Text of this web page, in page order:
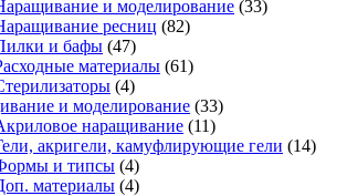
и моделирование (33)
ресниц (82)
и бафы (47)
материалы (61)
(4)
и моделирование (33)
наращивание (11)
акригели, камуфлирующие гели (14)
и типсы (4)
материалы (4)